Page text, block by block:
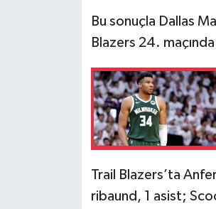
Bu sonuçla Dallas
Blazers 24.
Trail Blazers’ta
ribaund, 1 asist;
Formula 1